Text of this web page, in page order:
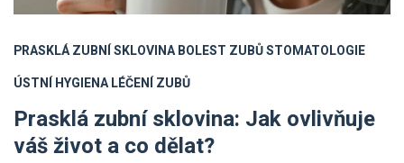
PRASKLÁ ZUBNÍ SKLOVINABOLEST ZUBŮSTOMATOLOGIE
ÚSTNÍ HYGIENALÉČENÍ ZUBŮ
Prasklá zubní sklovina: Jak ovlivňuje
váš život a co dělat?